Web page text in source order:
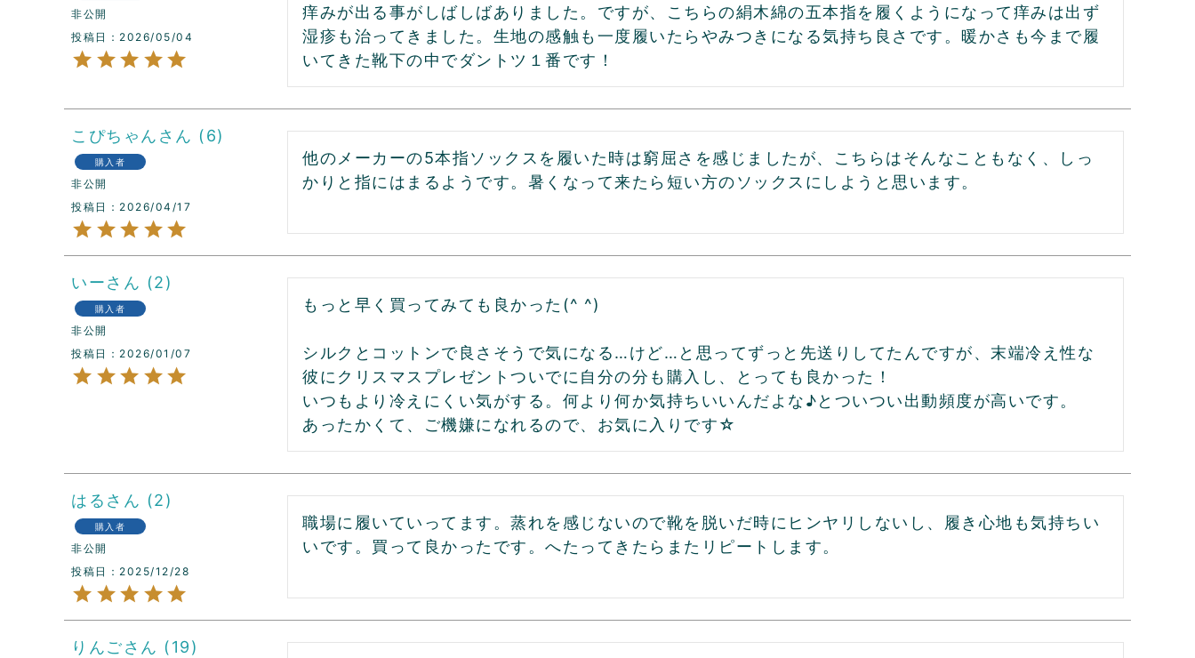
非公開
投稿日
2026/05/04
痒みが出る事がしばしばありました。ですが、こちらの絹木綿の五本指を履くようになって痒みは出ず
湿疹も治ってきました。生地の感触も一度履いたらやみつきになる気持ち良さです。暖かさも今まで履
いてきた靴下の中でダントツ１番です！
こぴちゃん 6
購入者
非公開
投稿日
2026/04/17
他のメーカーの5本指ソックスを履いた時は窮屈さを感じましたが、こちらはそんなこともなく、しっ
かりと指にはまるようです。暑くなって来たら短い方のソックスにしようと思います。
いー 2
購入者
非公開
投稿日
2026/01/07
もっと早く買ってみても良かった(^ ^)
シルクとコットンで良さそうで気になる…けど…と思ってずっと先送りしてたんですが、末端冷え性な
彼にクリスマスプレゼントついでに自分の分も購入し、とっても良かった！
いつもより冷えにくい気がする。何より何か気持ちいいんだよな♪とついつい出動頻度が高いです。
あったかくて、ご機嫌になれるので、お気に入りです☆
はる 2
購入者
非公開
投稿日
2025/12/28
職場に履いていってます。蒸れを感じないので靴を脱いだ時にヒンヤリしないし、履き心地も気持ちい
いです。買って良かったです。へたってきたらまたリピートします。
りんご 19